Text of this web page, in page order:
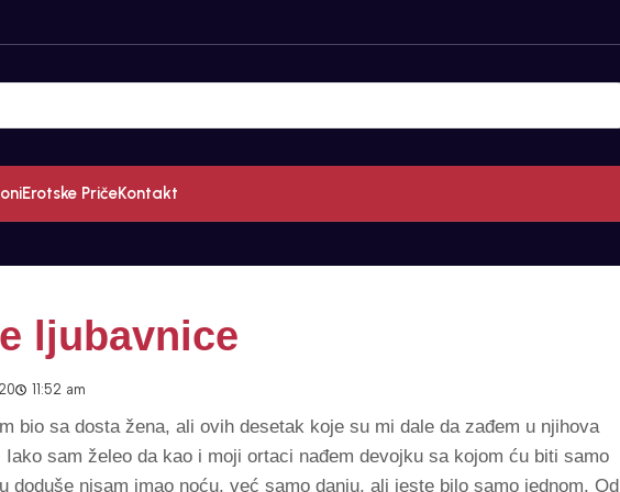
Erotske PričeKontakt
ljubavnice
11:52 am
bio sa dosta žena, ali ovih desetak koje su mi dale da zađem u njihova
sam želeo da kao i moji ortaci nađem devojku sa kojom ću biti samo
doduše nisam imao noću, već samo danju, ali jeste bilo samo jednom. Od